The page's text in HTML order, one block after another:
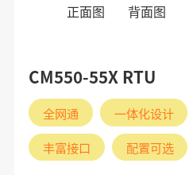
正面图 背面图
CM550-55X RTU
全网通 一体化设计
丰富接口
配置可选